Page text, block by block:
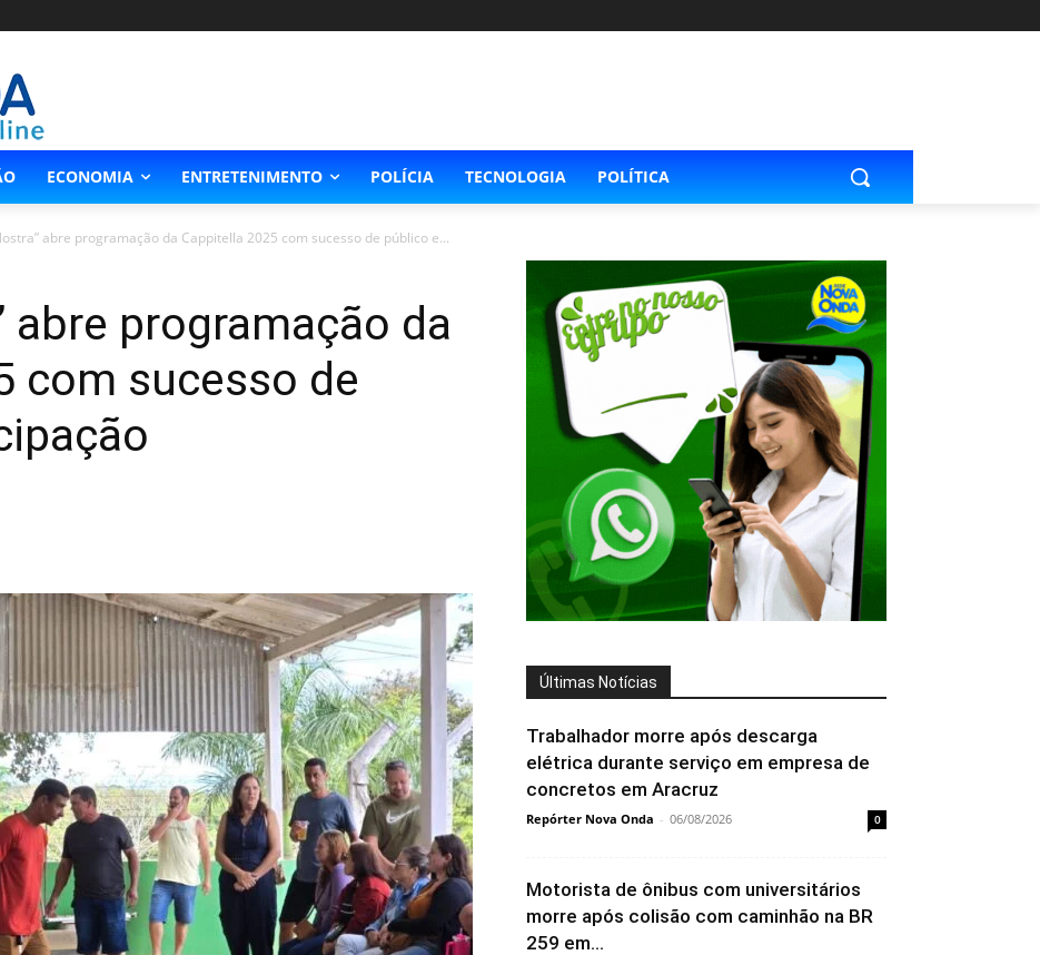
ECONOMIA ENTRETENIMENTO POLÍCIA TECNOLOGIA POLÍTICA
abre programação da Cappitella 2025 com sucesso de público e...
abre programação da
com sucesso de
Últimas Notícias
Trabalhador morre após descarga
elétrica durante serviço em empresa de
concretos em Aracruz
Repórter Nova Onda - 06/08/2026 0
Motorista de ônibus com universitários
morre após colisão com caminhão na BR
259 em...